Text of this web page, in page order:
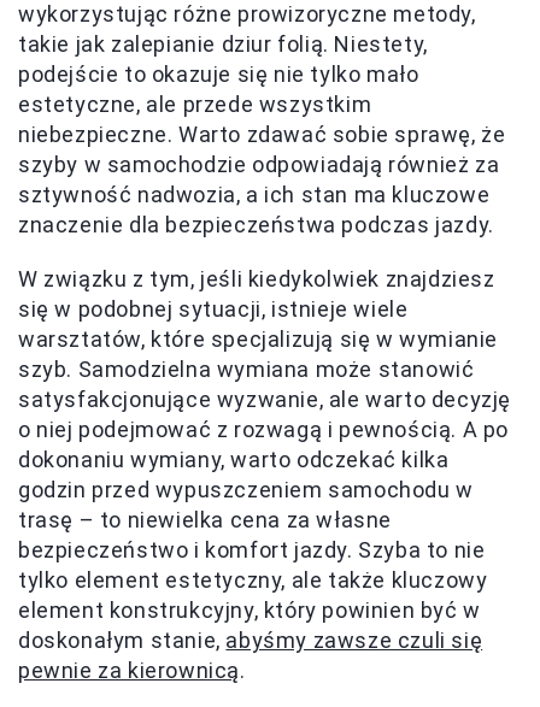
wykorzystując różne prowizoryczne metody,
takie jak zalepianie dziur folią. Niestety,
podejście to okazuje się nie tylko mało
estetyczne, ale przede wszystkim
niebezpieczne. Warto zdawać sobie sprawę, że
szyby w samochodzie odpowiadają również za
sztywność nadwozia, a ich stan ma kluczowe
znaczenie dla bezpieczeństwa podczas jazdy.
W związku z tym, jeśli kiedykolwiek znajdziesz
się w podobnej sytuacji, istnieje wiele
warsztatów, które specjalizują się w wymianie
szyb. Samodzielna wymiana może stanowić
satysfakcjonujące wyzwanie, ale warto decyzję
o niej podejmować z rozwagą i pewnością. A po
dokonaniu wymiany, warto odczekać kilka
godzin przed wypuszczeniem samochodu w
trasę – to niewielka cena za własne
bezpieczeństwo i komfort jazdy. Szyba to nie
tylko element estetyczny, ale także kluczowy
element konstrukcyjny, który powinien być w
doskonałym stanie, abyśmy zawsze czuli się
pewnie za kierownicą.